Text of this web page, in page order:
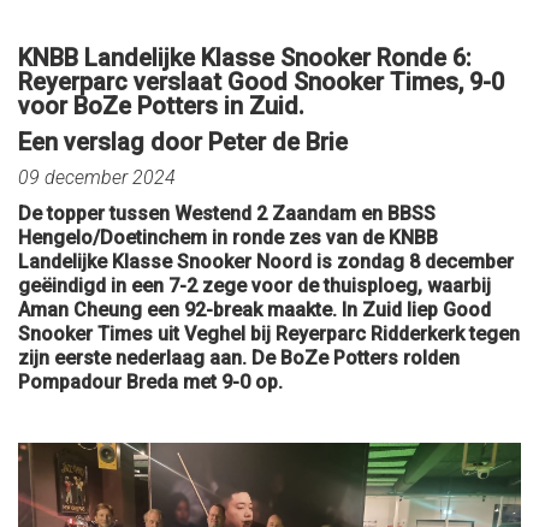
KNBB Landelijke Klasse Snooker Ronde 6:
Reyerparc verslaat Good Snooker Times, 9-0
voor BoZe Potters in Zuid.
Een verslag door Peter de Brie
09 december 2024
De topper tussen Westend 2 Zaandam en BBSS
Hengelo/Doetinchem in ronde zes van de KNBB
Landelijke Klasse Snooker Noord is zondag 8 december
geëindigd in een 7-2 zege voor de thuisploeg, waarbij
Aman Cheung een 92-break maakte. In Zuid liep Good
Snooker Times uit Veghel bij Reyerparc Ridderkerk tegen
zijn eerste nederlaag aan. De BoZe Potters rolden
Pompadour Breda met 9-0 op.